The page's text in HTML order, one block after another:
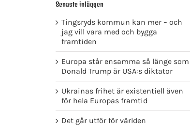
Senaste inläggen
Tingsryds kommun kan mer – och
jag vill vara med och bygga
framtiden
Europa står ensamma så länge som
Donald Trump är USA:s diktator
Ukrainas frihet är existentiell även
för hela Europas framtid
Det går utför för världen